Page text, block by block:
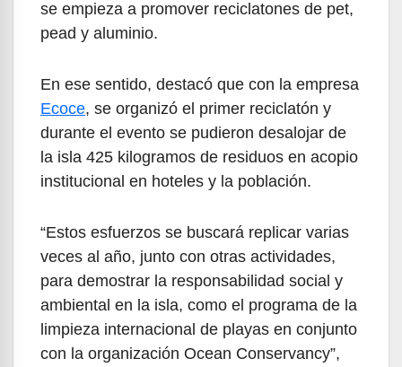
se empieza a promover reciclatones de pet,
pead y aluminio.
En ese sentido, destacó que con la empresa
Ecoce, se organizó el primer reciclatón y
durante el evento se pudieron desalojar de
la isla 425 kilogramos de residuos en acopio
institucional en hoteles y la población.
“Estos esfuerzos se buscará replicar varias
veces al año, junto con otras actividades,
para demostrar la responsabilidad social y
ambiental en la isla, como el programa de la
limpieza internacional de playas en conjunto
con la organización Ocean Conservancy”,